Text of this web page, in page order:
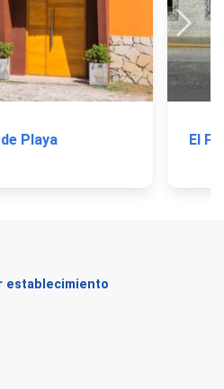
Playa El
establecimiento